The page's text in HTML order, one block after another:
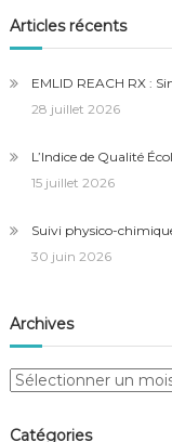
Articles récents
EMLID REACH RX :
28 juillet 2026
L’Indice de Qualité
15 juillet 2026
Suivi physico-
30 juin 2026
Archives
Archives
Catégories